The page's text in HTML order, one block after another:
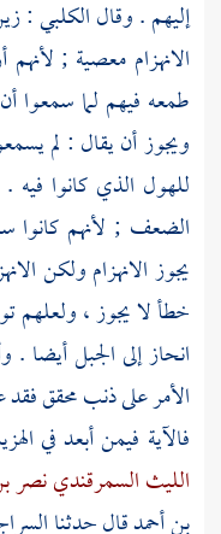
إليهم . وقالالكلبي:
الانهزام معصية ;
طمعه فيهم لما سمعوا
ويجوز أن يقال : لم
للهول الذي كانوا
الضعف ; لأنهم كانوا
يجوز الانهزام ولكن
خطأ لا يجوز ، ولعلهم
انحاز إلى الجبل أيضا
الأمر على ذنب محقق فقد
فالآية فيمن أبعد في
الليث السمرقندي نصر
بن أحمدقال حدثنا